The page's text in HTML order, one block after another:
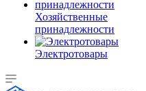
Хозяйственные
принадлежности
Электротовары